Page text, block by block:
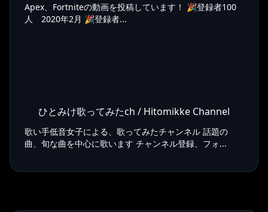
Apex、Fortniteの動画を投稿しています！ 🎉登録者100
人 2020年2月 🎉登録者...
ひとみけ歌ってみたch / Hitomikke Channel
歌い手低音女子による、歌ってみたチャンネル 話題の
曲、旬な曲を中心に歌います チャンネル登録、フォ...